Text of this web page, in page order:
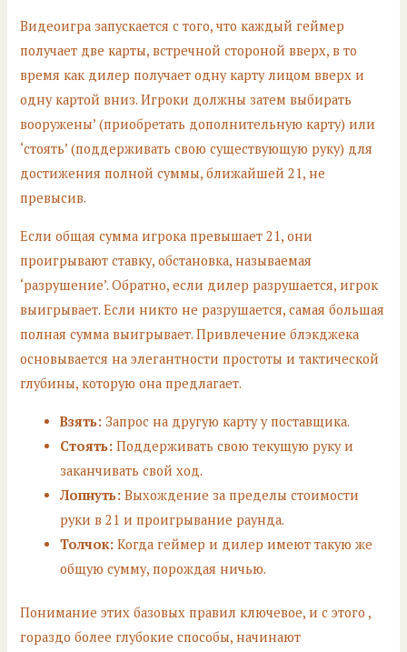
Видеоигра запускается с того, что каждый геймер
получает две карты, встречной стороной вверх, в то
время как дилер получает одну карту лицом вверх и
одну картой вниз. Игроки должны затем выбирать
вооружены’ (приобретать дополнительную карту) или
‘стоять’ (поддерживать свою существующую руку) для
достижения полной суммы, ближайшей 21, не
превысив.
Если общая сумма игрока превышает 21, они
проигрывают ставку, обстановка, называемая
‘разрушение’. Обратно, если дилер разрушается, игрок
выигрывает. Если никто не разрушается, самая большая
полная сумма выигрывает. Привлечение блэкджека
основывается на элегантности простоты и тактической
глубины, которую она предлагает.
Взять: Запрос на другую карту у поставщика.
Стоять: Поддерживать свою текущую руку и
заканчивать свой ход.
Лопнуть: Выхождение за пределы стоимости
руки в 21 и проигрывание раунда.
Толчок: Когда геймер и дилер имеют такую же
общую сумму, порождая ничью.
Понимание этих базовых правил ключевое, и с этого ,
гораздо более глубокие способы, начинают